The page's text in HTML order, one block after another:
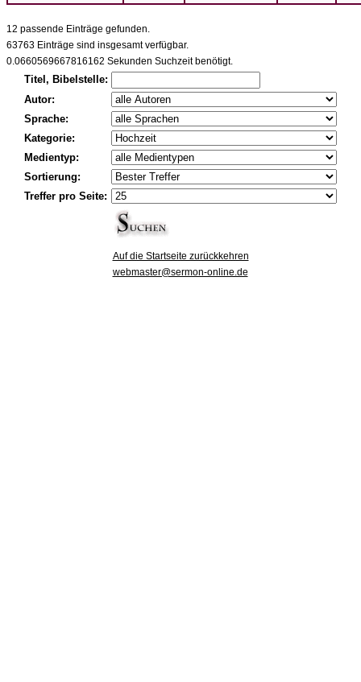
12 passende Einträge gefunden.
63763 Einträge sind insgesamt verfügbar.
0.0660569667816162 Sekunden Suchzeit benötigt.
Titel, Bibelstelle:
Autor:
Sprache:
Kategorie:
Medientyp:
Sortierung:
Treffer pro Seite:
Auf die Startseite zurückkehren
webmaster@sermon-online.de